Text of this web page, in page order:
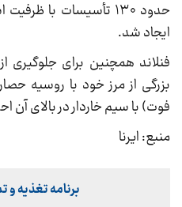
حدود ۱۳۰ تأسیسات با
ایجاد شد.
فنلاند همچنین برای جلوگیری
فوت) با سیم خاردار در بالای آن
منبع: ایرنا
برنامه تغذیه